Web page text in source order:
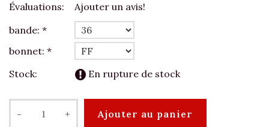
Évaluations:
Ajouter un avis!
bande: *
bonnet: *
Stock:
En rupture de stock
- + Ajouter au panier